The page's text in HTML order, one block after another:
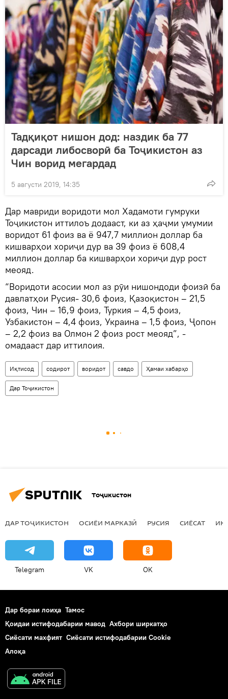
Тадқиқот нишон дод: наздик ба 77
дарсади либосворӣ ба Тоҷикистон аз
Чин ворид мегардад
5 августи 2019, 14:35
Дар мавриди воридоти мол Хадамоти гумруки
Тоҷикистон иттилоъ додааст, ки аз ҳаҷми умумии
воридот 61 фоиз ва ё 947,7 миллион доллар ба
кишварҳои хориҷи дур ва 39 фоиз ё 608,4
миллион доллар ба кишварҳои хориҷи дур рост
меояд.
“Воридоти асосии мол аз рӯи нишондоди фоизӣ ба
давлатҳои Русия- 30,6 фоиз, Қазоқистон – 21,5
фоиз, Чин – 16,9 фоиз, Туркия – 4,5 фоиз,
Узбакистон – 4,4 фоиз, Украина – 1,5 фоиз, Ҷопон
– 2,2 фоиз ва Олмон 2 фоиз рост меояд”, -
омадааст дар иттилоия.
Иқтисод содирот воридот савдо Ҳамаи хабарҳо
Дар Тоҷикистон
Тоҷикистон
ДАР ТОҶИКИСТОН ОСИЁИ МАРКАЗӢ РУСИЯ СИЁСАТ
Telegram VK OK
Дар бораи лоиҳа Тамос
Қоидаи истифодабарии мавод Ахбори ширкатҳо
Сиёсати махфият Сиёсати истифодабарии Cookie
Алоқа